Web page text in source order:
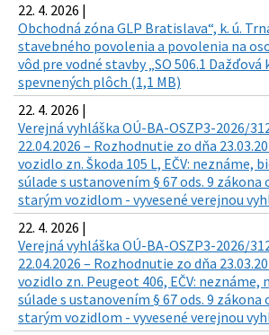
22. 4. 2026 |
Obchodná zóna GLP Bratislava“, k. ú.
stavebného povolenia a povolenia na
vôd pre vodné stavby „SO 506.1
spevnených plôch (1,1 MB)
22. 4. 2026 |
Verejná vyhláška OÚ-BA-OSZP3-2026/
22.04.2026 – Rozhodnutie zo dňa
vozidlo zn. Škoda 105 L, EČV: neznáme,
súlade s ustanovením § 67 ods. 9 zákona
starým vozidlom - vyvesené verejnou
22. 4. 2026 |
Verejná vyhláška OÚ-BA-OSZP3-2026/
22.04.2026 – Rozhodnutie zo dňa
vozidlo zn. Peugeot 406, EČV: neznáme,
súlade s ustanovením § 67 ods. 9 zákona
starým vozidlom - vyvesené verejnou